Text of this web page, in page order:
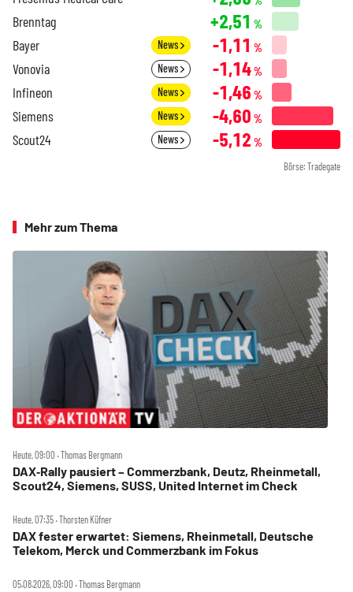
Brenntag +2,51 %
Bayer News -1,11 %
Vonovia News -1,14%
Infineon News -1,46 %
Siemens News -4,60 %
Scout24 News -5,12 %
Börse: Tradegate
Mehr zum Thema
Heute, 09:00 ‧ Thomas Bergmann
DAX‑Rally pausiert – Commerzbank, Deutz, Rheinmetall,
Scout24, Siemens, SUSS, United Internet im Check
Heute, 07:35 ‧ Thorsten Küfner
DAX fester erwartet: Siemens, Rheinmetall, Deutsche
Telekom, Merck und Commerzbank im Fokus
05.08.2026, 09:00 ‧ Thomas Bergmann